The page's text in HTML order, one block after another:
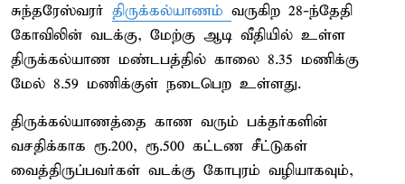
சுந்தரேஸ்வரர் திருக்கல்யாணம் வருகிற 28-ந்தேதி
கோவிலின் வடக்கு, மேற்கு ஆடி வீதியில் உள்ள
திருக்கல்யாண மண்டபத்தில் காலை 8.35 மணிக்கு
மேல் 8.59 மணிக்குள் நடைபெற உள்ளது.
திருக்கல்யாணத்தை காண வரும் பக்தர்களின்
வசதிக்காக ரூ.200, ரூ.500 கட்டண சீட்டுகள்
வைத்திருப்பவர்கள் வடக்கு கோபுரம் வழியாகவும்,